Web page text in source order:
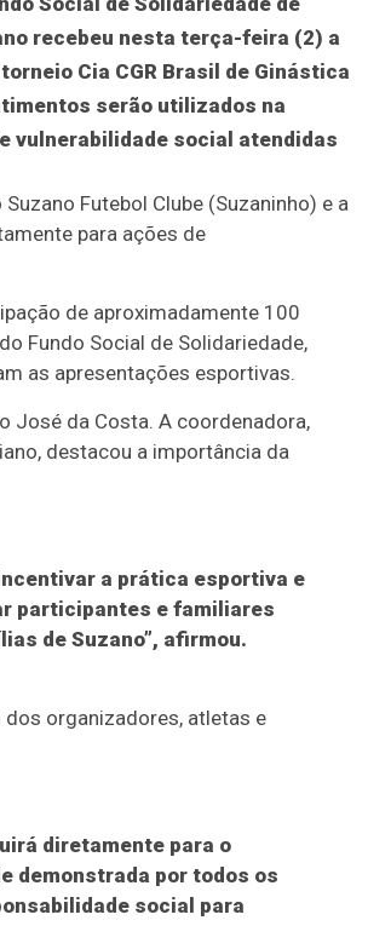
recebeu nesta terça-feira (2) a
Cia CGR Brasil de Ginástica
serão utilizados na
vulnerabilidade social atendidas
Futebol Clube (Suzaninho) e a
para ações de
de aproximadamente 100
Fundo Social de Solidariedade,
as apresentações esportivas.
José da Costa. A coordenadora,
destacou a importância da
a prática esportiva e
participantes e familiares
de Suzano”, afirmou.
dos organizadores, atletas e
diretamente para o
demonstrada por todos os
social para